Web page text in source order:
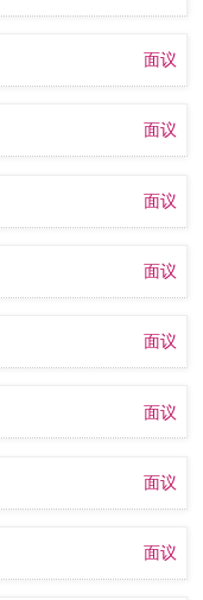
面议
面议
面议
面议
面议
面议
面议
面议